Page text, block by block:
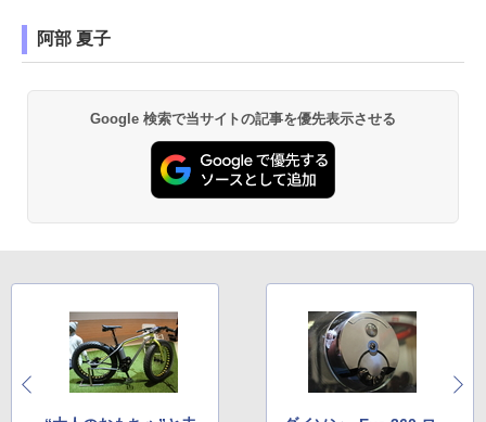
阿部 夏子
Google 検索で当サイトの記事を優先表示させる